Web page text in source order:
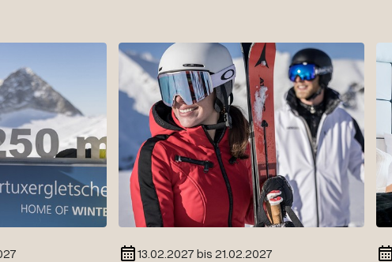
13.02.2027 bis 21.02.2027